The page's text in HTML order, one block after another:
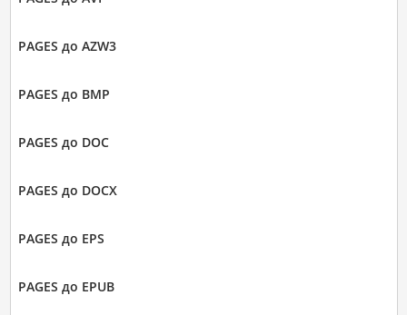
PAGES до AZW3
PAGES до BMP
PAGES до DOC
PAGES до DOCX
PAGES до EPS
PAGES до EPUB